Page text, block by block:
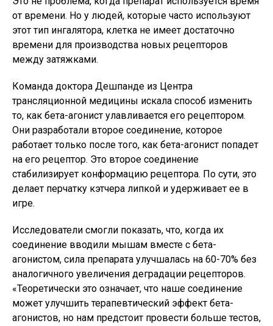
от времени. Но у людей, которые часто используют
этот тип ингалятора, клетка не имеет достаточно
времени для производства новых рецепторов
между затяжками.
Команда доктора Дешпанде из Центра
трансляционной медицины искала способ изменить
то, как бета-агонист улавливается его рецептором.
Они разработали второе соединение, которое
работает только после того, как бета-агонист попадет
на его рецептор. Это второе соединение
стабилизирует конформацию рецептора. По сути, это
делает перчатку кэтчера липкой и удерживает ее в
игре.
Исследователи смогли показать, что, когда их
соединение вводили мышам вместе с бета-
агонистом, сила препарата улучшалась на 60-70% без
аналогичного увеличения деградации рецепторов.
«Теоретически это означает, что наше соединение
может улучшить терапевтический эффект бета-
агонистов, но нам предстоит провести больше тестов,